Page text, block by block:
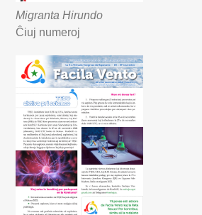
Migranta Hirundo
Ĉiuj numeroj